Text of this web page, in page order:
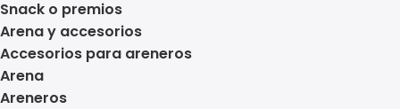
Snack o premios
Arena y accesorios
Accesorios para areneros
Arena
Areneros